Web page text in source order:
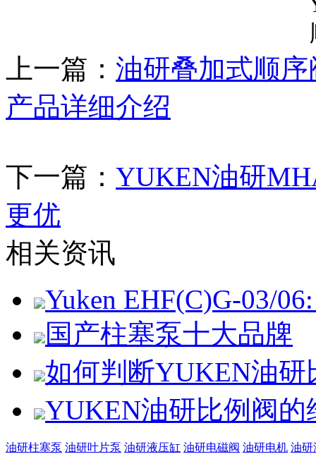
上一篇： 油研叠加式顺序
产品详细介绍
下一篇： YUKEN油研
更优
相关资讯
Yuken EHF(C)G-03/
国产柱塞泵十大品牌
如何判断YUKEN油
YUKEN油研比例阀的
油研柱塞泵 油研叶片泵 油研液压缸 油研电磁阀 油研电机 油研